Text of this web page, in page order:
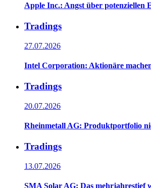
Apple Inc.: Angst über potenziellen
Tradings
27.07.2026
Intel Corporation: Aktionäre
Tradings
20.07.2026
Rheinmetall AG: Produktportfolio
Tradings
13.07.2026
SMA Solar AG: Das mehrjahrestief